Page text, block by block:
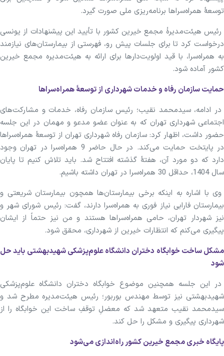
توسعۀ همراه‌سراها برنامه‌ریزی ملی صورت گیرد.
رئیس هیئت‌مدیرۀ مجمع خیرین کشور با تأیید این پیشنهادات از یونسی
درخواست کرد تا برای جلسات پیش رو، فهرستی از بیمارستان‌های نیازمند
به همراه‌سرا، با قید اولویت‌دارها برای ارائه به هیئت‌مدیره مجمع خیرین
کشور آماده شود.
حمایت سازمان رفاه و خدمات شهرداری از توسعۀ همراه‌سراها
در ادامه، سیدمحمد نقیب؛ رئیس سازمان رفاه، خدمات و مشارکت‌های
اجتماعی شهرداری تهران که به عنوان عضو مدعو و مهمان در این جلسه
حضور داشت، اظهار کرد: سازمان رفاه شهرداری تهران از توسعۀ همراه‌سراها
در پایتخت حمایت می‌کند. در حال حاضر 9 همراه‌سرا در تهران وجود
دارد که دو مورد آن، هفتۀ گذشته افتتاح شد. باید تلاش کنیم تا پایان
سال 1404، حداقل 30 همراه‌سرا در تهران داشته باشیم.
وی با اشاره به اینکه برخی بیمارستان‌ها همچون بیمارستان شریعتی و
بیمارستان فارابی نیاز فوری به همراه‌سرا دارند، گفت: رئیس شورای شهر و
نیز شهردار تهران، حامی همراه‌سراها هستند و من نیز حتماً از ایشان
پیگیری می‌کنم که انتظارات خیرین از شهرداری، محقق شود.
مشکل ساخت خوابگاه دختران دانشگاه علوم‌پزشکی شهیدبهشتی باید حل
شود
در این جلسه همچنین موضوع خوابگاه دختران دانشگاه علوم‌پزشکی
شهیدبهشتی نیز توسط مهندس بوربور؛ رئیس هیئت‌مدیره مطرح شد و
سیدمحمد نقیب متعهد شد که معضلِ توقفِ ساخت این خوابگاه را از
شهرداری پیگیری و مشکل را حل کند.
پایگاه خبری مجمع خیرین کشور راه‌اندازی می‌شود